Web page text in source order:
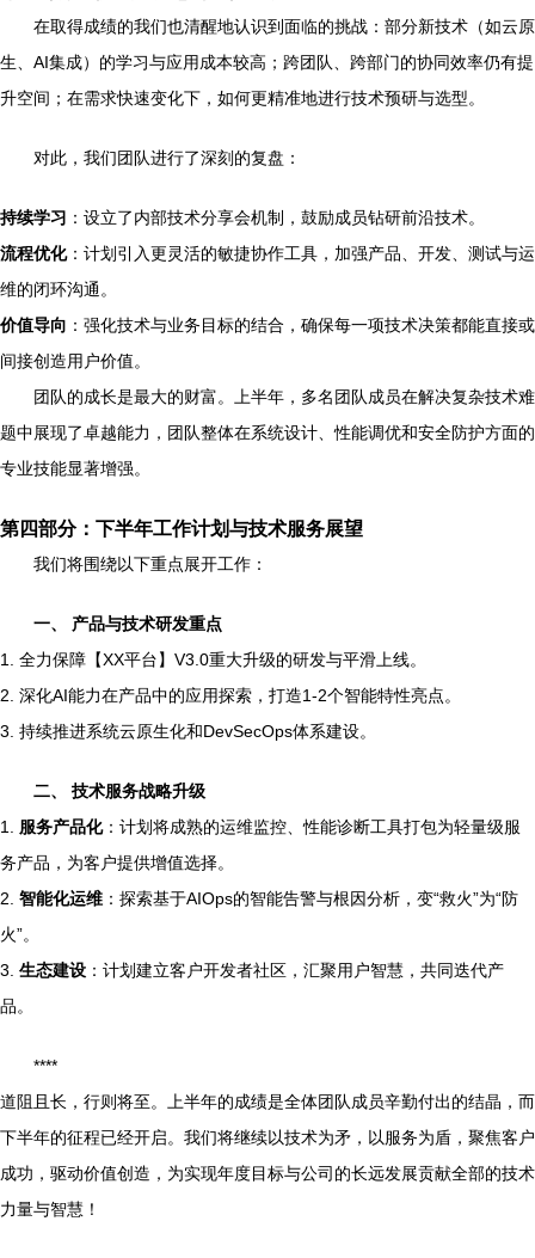
在取得成绩的我们也清醒地认识到面临的挑战：部分新技术（如云原
生、AI集成）的学习与应用成本较高；跨团队、跨部门的协同效率仍有提
升空间；在需求快速变化下，如何更精准地进行技术预研与选型。
对此，我们团队进行了深刻的复盘：
持续学习 ：设立了内部技术分享会机制，鼓励成员钻研前沿技术。
流程优化：计划引入更灵活的敏捷协作工具，加强产品、开发、测试与运
维的闭环沟通。
价值导向 ：强化技术与业务目标的结合，确保每一项技术决策都能直接或
间接创造用户价值。
团队的成长是最大的财富。上半年，多名团队成员在解决复杂技术难
题中展现了卓越能力，团队整体在系统设计、性能调优和安全防护方面的
专业技能显著增强。
第四部分：下半年工作计划与技术服务展望
我们将围绕以下重点展开工作：
一、 产品与技术研发重点
1. 全力保障【XX平台】V3.0重大升级的研发与平滑上线。
2. 深化AI能力在产品中的应用探索，打造1-2个智能特性亮点。
3. 持续推进系统云原生化和DevSecOps体系建设。
二、 技术服务战略升级
1. 服务产品化：计划将成熟的运维监控、性能诊断工具打包为轻量级服
务产品，为客户提供增值选择。
2. 智能化运维 ：探索基于AIOps的智能告警与根因分析，变“救火”为“防
火”。
3. 生态建设 ：计划建立客户开发者社区，汇聚用户智慧，共同迭代产
品。
****
道阻且长，行则将至。上半年的成绩是全体团队成员辛勤付出的结晶，而
下半年的征程已经开启。我们将继续以技术为矛，以服务为盾，聚焦客户
成功，驱动价值创造，为实现年度目标与公司的长远发展贡献全部的技术
力量与智慧！